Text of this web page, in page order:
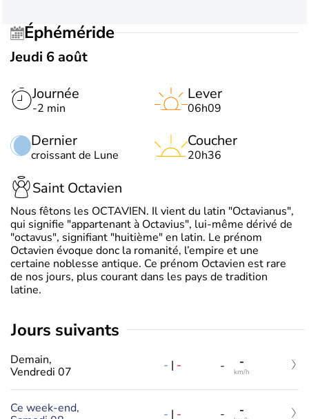
Éphéméride
Jeudi 6 août
Journée
-2 min
Dernier
croissant de Lune
Lever
06h09
Coucher
20h36
Saint Octavien
Nous fêtons les OCTAVIEN. Il vient du latin "Octavianus",
qui signifie "appartenant à Octavius", lui-même dérivé de
"octavus", signifiant "huitième" en latin. Le prénom
Octavien évoque donc la romanité, l’empire et une
certaine noblesse antique. Ce prénom Octavien est rare
de nos jours, plus courant dans les pays de tradition
latine.
jours suivants
Demain,
Vendredi 07
- | - - -
km/h
Ce week-end,
- | - - -